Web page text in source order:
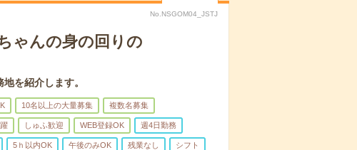
No.NSGOM04_JSTJ
ゃんの身の回りの
を紹介します。
10名以上の大量募集 複数名募集
しゅふ歓迎 WEB登録OK 週4日勤務
5ｈ以内OK 午後のみOK 残業なし シフト